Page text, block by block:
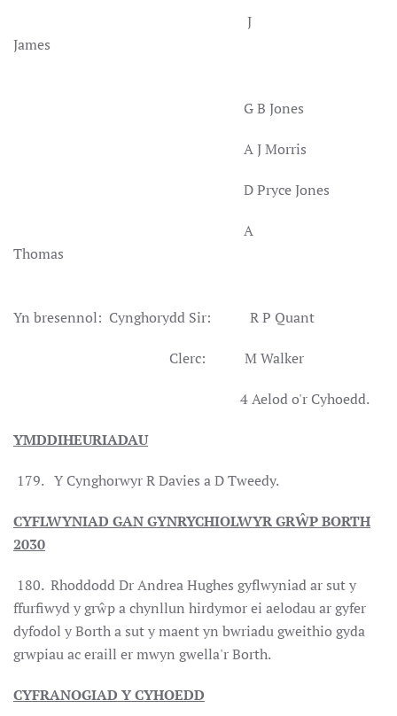
J
James
G B Jones
A J Morris
D Pryce Jones
A
Thomas
Yn bresennol: Cynghorydd Sir: R P Quant
Clerc: M Walker
4 Aelod o'r Cyhoedd.
YMDDIHEURIADAU
179. Y Cynghorwyr R Davies a D Tweedy.
CYFLWYNIAD GAN GYNRYCHIOLWYR GRŴP BORTH
2030
180. Rhoddodd Dr Andrea Hughes gyflwyniad ar sut y
ffurfiwyd y grŵp a chynllun hirdymor ei aelodau ar gyfer
dyfodol y Borth a sut y maent yn bwriadu gweithio gyda
grwpiau ac eraill er mwyn gwella'r Borth.
CYFRANOGIAD Y CYHOEDD